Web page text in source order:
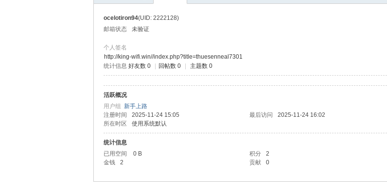
ocelotiron94(UID: 2222128)
邮箱状态
未验证
个人签名
http://king-wifi.win//index.php?title=thuesenneal7301
统计信息 好友数 0 回帖数 0 主题数 0
活跃概况
用户组 新手上路
注册时间
2025-11-24 15:05 最后访问 2025-11-24 16:02
所在时区
使用系统默认
统计信息
已用空间
0 B 积分 2
金钱
2 贡献 0